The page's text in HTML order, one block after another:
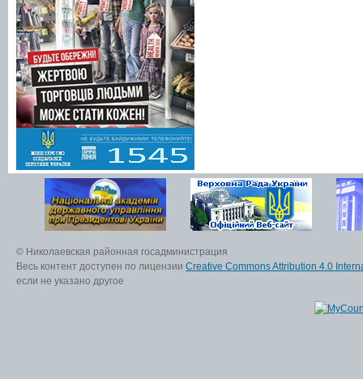
© Николаевская районная госадминистрация
Весь контент доступен по лицензии Creative Commons Attribution 4.0
если не указано другое